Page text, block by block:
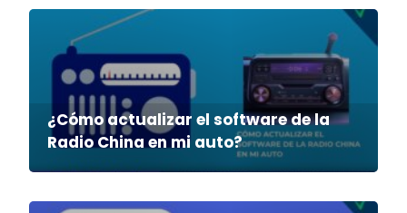
¿Cómo actualizar el software de la
Radio China en mi auto?